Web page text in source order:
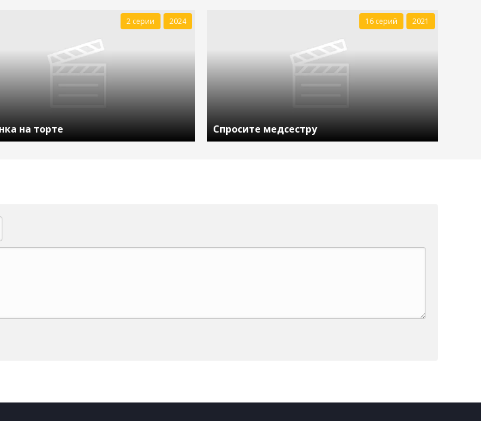
на торте
2 серии 2024
Спросите медсестру
16 серий 2021